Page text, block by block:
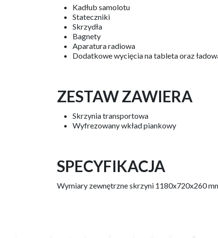
Kadłub samolotu
Stateczniki
Skrzydła
Bagnety
Aparatura radiowa
Dodatkowe wycięcia na tableta oraz
ZESTAW ZAWIERA
Skrzynia transportowa
Wyfrezowany wkład piankowy
SPECYFIKACJA
Wymiary zewnętrzne skrzyni 1180x720x260